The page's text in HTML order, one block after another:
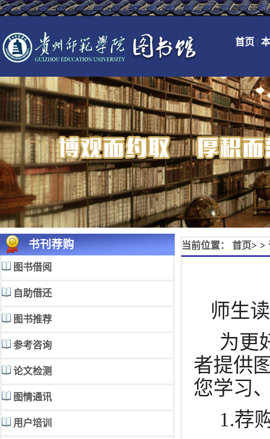
首页 |
书刊荐购
图书借阅
自助借还
图书推荐
参考咨询
论文检测
图情通讯
用户培训
当前位置： 首页>>
师生
为更
者提供
您学习
1.荐